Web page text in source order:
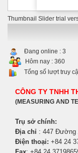
Thumbnail Slider trial
Đang online : 3
Hôm nay : 360
Tổng số lượt truy
CÔNG TY TNHH
(MEASURING AND
Trụ sở chính:
Địa chỉ : 447 Đường
Điện thoại: +84 24